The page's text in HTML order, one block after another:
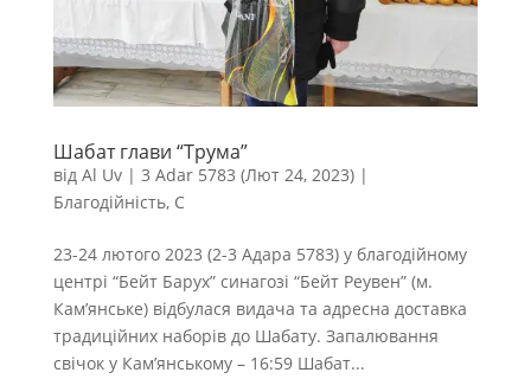
Шабат глави “Трума”
від Al Uv| 3 Adar 5783 (Лют 24, 2023)|
Благодійність, С
23-24 лютого 2023 (2-3 Адара 5783) у благодійному
центрі “Бейт Барух” синагозі “Бейт Реувен” (м.
Кам’янське) відбулася видача та адресна доставка
традиційних наборів до Шабату. Запалювання
свічок у Кам’янському – 16:59 Шабат...